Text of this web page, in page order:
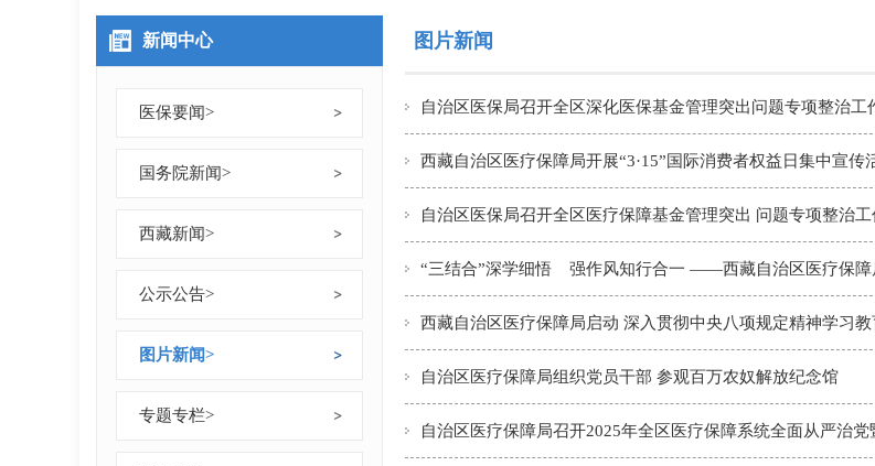
新闻中心
医保要闻>
国务院新闻>
西藏新闻>
公示公告>
图片新闻>
专题专栏>
图片新闻
自治区医保局召开全区深化医保基金管理突出问题专项整治工
西藏自治区医疗保障局开展“3·15”国际消费者权益日集中宣传
自治区医保局召开全区医疗保障基金管理突出 问题专项整治
西藏自治区医疗保障局启动 深入贯彻中央八项规定精神学习教
自治区医疗保障局组织党员干部 参观百万农奴解放纪念馆
自治区医疗保障局召开2025年全区医疗保障系统全面从严治